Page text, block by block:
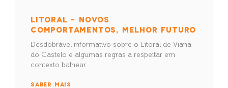
LITORAL – NOVOS
COMPORTAMENTOS, MELHOR FUTURO
Desdobrável informativo sobre o Litoral de Viana
do Castelo e algumas regras a respeitar em
contexto balnear
SABER MAIS